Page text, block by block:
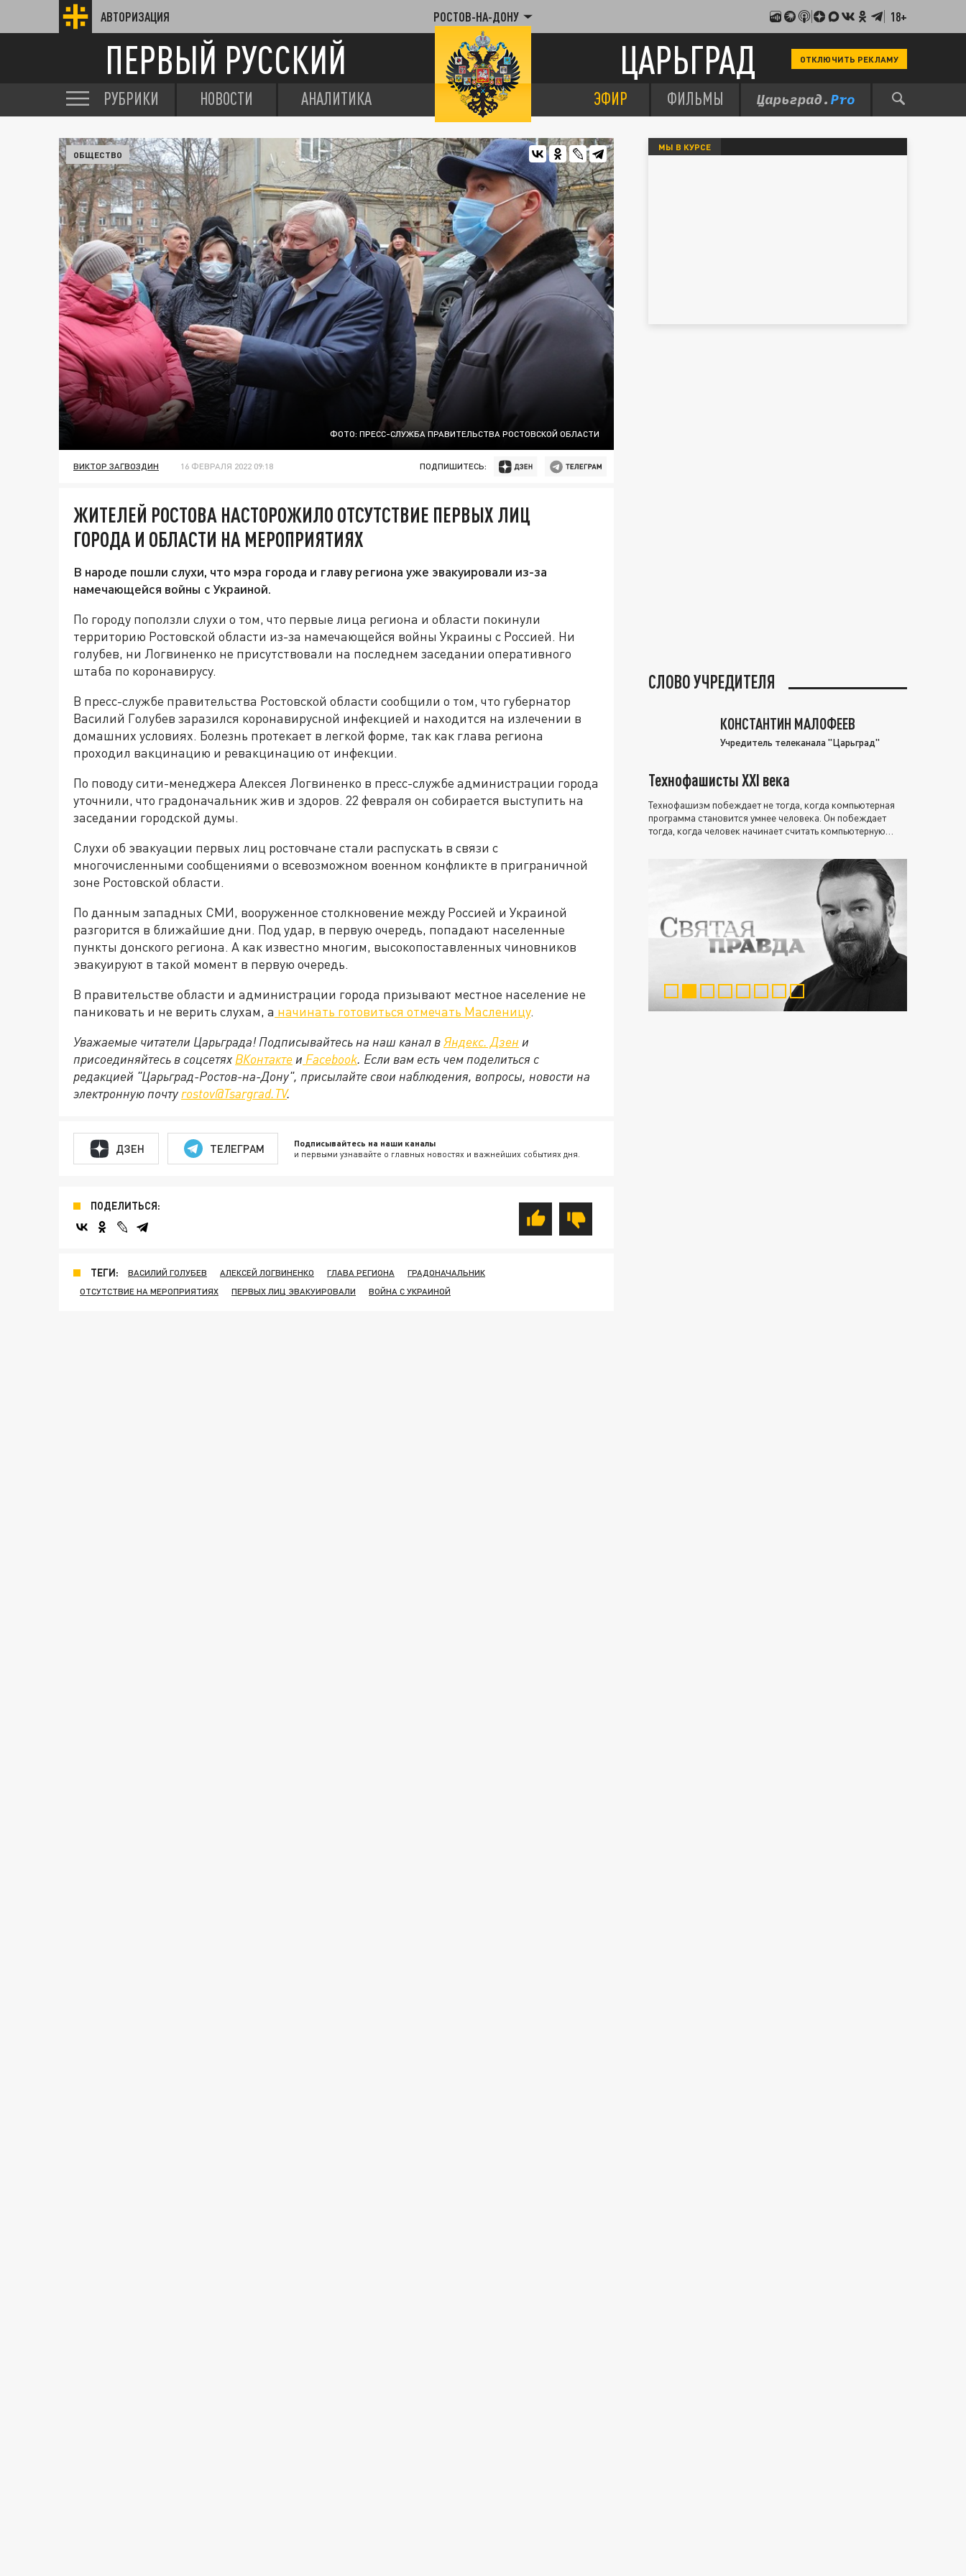
АВТОРИЗАЦИЯ РОСТОВ-НА-ДОНУ 18+
ПЕРВЫЙ РУССКИЙ ЦАРЬГРАД ОТКЛЮЧИТЬ РЕКЛАМУ
РУБРИКИ НОВОСТИ АНАЛИТИКА ЭФИР ФИЛЬМЫ
ФОТО: ПРЕСС-СЛУЖБА ПРАВИТЕЛЬСТВА РОСТОВСКОЙ ОБЛАСТИ
ОБЩЕСТВО
ВИКТОР ЗАГВОЗДИН 16 ФЕВРАЛЯ 2022 09:18 ПОДПИШИТЕСЬ:
ЖИТЕЛЕЙ РОСТОВА НАСТОРОЖИЛО ОТСУТСТВИЕ ПЕРВЫХ ЛИЦ
ГОРОДА И ОБЛАСТИ НА МЕРОПРИЯТИЯХ
В народе пошли слухи, что мэра города и главу региона уже эвакуировали из-за
намечающейся войны с Украиной.
По городу поползли слухи о том, что первые лица региона и области покинули
территорию Ростовской области из-за намечающейся войны Украины с Россией. Ни
голубев, ни Логвиненко не присутствовали на последнем заседании оперативного
штаба по коронавирусу.
В пресс-службе правительства Ростовской области сообщили о том, что губернатор
Василий Голубев заразился коронавирусной инфекцией и находится на излечении в
домашних условиях. Болезнь протекает в легкой форме, так как глава региона
проходил вакцинацию и ревакцинацию от инфекции.
По поводу сити-менеджера Алексея Логвиненко в пресс-службе администрации города
уточнили, что градоначальник жив и здоров. 22 февраля он собирается выступить на
заседании городской думы.
Слухи об эвакуации первых лиц ростовчане стали распускать в связи с
многочисленными сообщениями о всевозможном военном конфликте в приграничной
зоне Ростовской области.
По данным западных СМИ, вооруженное столкновение между Россией и Украиной
разгорится в ближайшие дни. Под удар, в первую очередь, попадают населенные
пункты донского региона. А как известно многим, высокопоставленных чиновников
эвакуируют в такой момент в первую очередь.
В правительстве области и администрации города призывают местное население не
паниковать и не верить слухам, а начинать готовиться отмечать Масленицу.
Уважаемые читатели Царьграда! Подписывайтесь на наш канал вЯндекс. Дзен и
присоединяйтесь в соцсетях ВКонтакте и Facebook. Если вам есть чем поделиться с
редакцией "Царьград-Ростов-на-Дону", присылайте свои наблюдения, вопросы, новости на
электронную почту rostov@Tsargrad.ТV.
ДЗЕН ТЕЛЕГРАМ Подписывайтесь на наши каналы
и первыми узнавайте о главных новостях и важнейших событиях дня.
ПОДЕЛИТЬСЯ:
ТЕГИ: ВАСИЛИЙ ГОЛУБЕВ АЛЕКСЕЙ ЛОГВИНЕНКО ГЛАВА РЕГИОНА
ГРАДОНАЧАЛЬНИК
ОТСУТСТВИЕ НА МЕРОПРИЯТИЯХ
ПЕРВЫХ ЛИЦ ЭВАКУИРОВАЛИ ВОЙНА С УКРАИНОЙ
МЫ В КУРСЕ
СЛОВО УЧРЕДИТЕЛЯ
КОНСТАНТИН МАЛОФЕЕВ
Учредитель телеканала "Царьград"
Технофашисты XXI века
Технофашизм побеждает не тогда, когда компьютерная
программа становится умнее человека. Он побеждает
тогда, когда человек начинает считать компьютерную